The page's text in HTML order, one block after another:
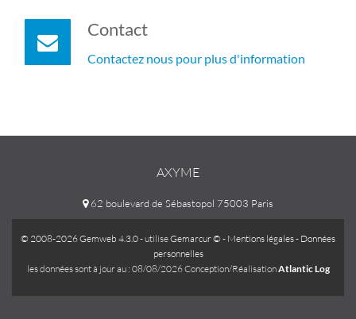
Contact
Contactez nous pour plus d'information
AXYME
62 boulevard de Sébastopol 75003 Paris
© 2008-2026 Gemweb 4.3.0- utiliseGemarcur © - Mentions légales- Données
personnelles
les données sont à jour au : 08/08/2026 Conception/RéalisationAtlantic Log